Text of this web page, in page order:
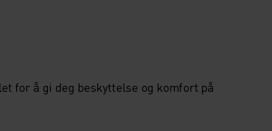
for å gi deg beskyttelse og komfort på